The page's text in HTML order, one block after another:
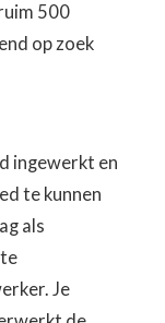
500
op zoek
ingewerkt en
te kunnen
als
Je